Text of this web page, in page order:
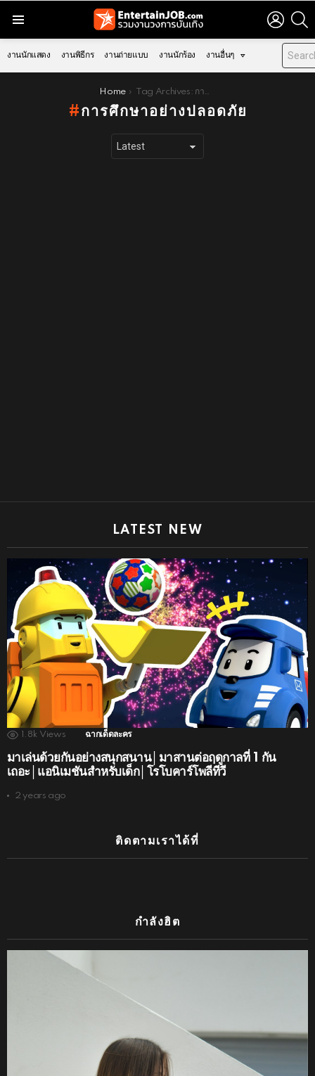
LOGIN
งานนักแสดง งานพิธีกร งานถ่ายแบบ งานนักร้อง งานอื่นๆ
Home Tag Archives: การศึกษาอย่างปลอดภัย
การศึกษาอย่างปลอดภัย
LATEST NEW
1.8k Views ฉากเด็ดละคร
มาเล่นด้วยกันอย่างสนุกสนาน│มาสานต่อฤดูกาลที่ 1 กัน
เถอะ│แอนิเมชันสำหรับเด็ก│โรโบคาร์โพลีทีวี
2 years ago
ติดตามเราได้ที่
กำลังฮิต